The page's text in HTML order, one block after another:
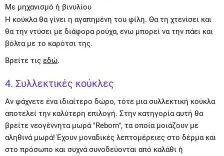
Με μηχανισμό ή βινυλίου
Η κούκλα θα γίνει η αγαπημένη του φίλη. Θα τη χτενίσει και
θα την ντύσει με διάφορα ρούχα, ενω μπορεί να την πάει και
βόλτα με το καρότσι της.
Βρείτε τις εδώ.
4. Συλλεκτικές κούκλες
Αν ψάχνετε ένα ιδιαίτερο δώρο, τότε μια συλλεκτική κούκλα
αποτελεί την καλύτερη επιλογή. Στην κατηγορία αυτή θα
βρείτε νεογέννητα μωρά "Reborn", τα οποία μοιάζουν με
αληθινά μωρά! Έχουν μοναδικές λεπτομέρειες στο δέρμα και
στο πρόσωπο και συχνά συνοδεύονται από καλάθι ή